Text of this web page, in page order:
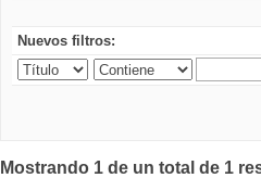
Nuevos filtros:
Mostrando 1 de un total de 1